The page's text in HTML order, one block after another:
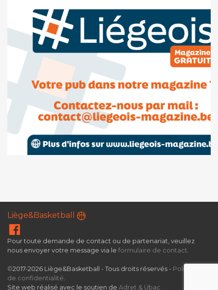
Liège&Basketball
Pour toute demande de contact ou de partenariat, veuillez
nous envoyer votre message via le formulaire de contact.
©2017-2026 Liège&Basketball - Tous droits réservés - Politique
de confidentialité.
Site web réalisé avec le soutien de Adret & Ubac